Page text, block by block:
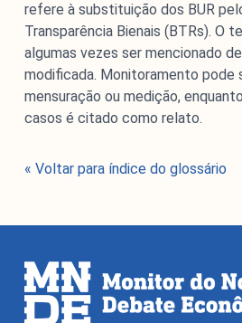
refere à substituição dos BUR
Transparência Bienais (BTRs). O
algumas vezes ser mencionado
modificada. Monitoramento pode
mensuração ou medição,
casos é citado como relato.
« Voltar para índice do glossário